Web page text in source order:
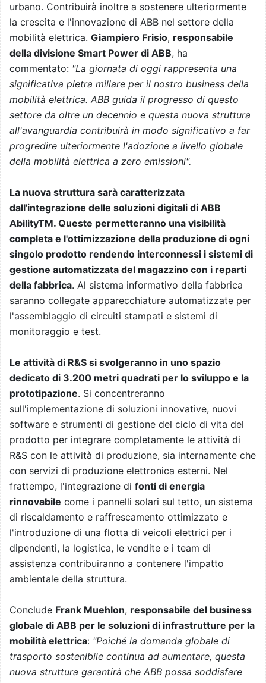
urbano. Contribuirà inoltre a sostenere ulteriormente
la crescita e l'innovazione di ABB nel settore della
mobilità elettrica. Giampiero Frisio, responsabile
della divisione Smart Power di ABB, ha
commentato: "La giornata di oggi rappresenta una
significativa pietra miliare per il nostro business della
mobilità elettrica. ABB guida il progresso di questo
settore da oltre un decennio e questa nuova struttura
all'avanguardia contribuirà in modo significativo a far
progredire ulteriormente l'adozione a livello globale
della mobilità elettrica a zero emissioni".
La nuova struttura sarà caratterizzata
dall'integrazione delle soluzioni digitali di ABB
AbilityTM. Queste permetteranno una visibilità
completa e l'ottimizzazione della produzione di ogni
singolo prodotto rendendo interconnessi i sistemi di
gestione automatizzata del magazzino con i reparti
della fabbrica. Al sistema informativo della fabbrica
saranno collegate apparecchiature automatizzate per
l'assemblaggio di circuiti stampati e sistemi di
monitoraggio e test.
Le attività di R&S si svolgeranno in uno spazio
dedicato di 3.200 metri quadrati per lo sviluppo e la
prototipazione. Si concentreranno
sull'implementazione di soluzioni innovative, nuovi
software e strumenti di gestione del ciclo di vita del
prodotto per integrare completamente le attività di
R&S con le attività di produzione, sia internamente che
con servizi di produzione elettronica esterni. Nel
frattempo, l'integrazione di fonti di energia
rinnovabile come i pannelli solari sul tetto, un sistema
di riscaldamento e raffrescamento ottimizzato e
l'introduzione di una flotta di veicoli elettrici per i
dipendenti, la logistica, le vendite e i team di
assistenza contribuiranno a contenere l'impatto
ambientale della struttura.
Conclude Frank Muehlon, responsabile del business
globale di ABB per le soluzioni di infrastrutture per la
mobilità elettrica: "Poiché la domanda globale di
trasporto sostenibile continua ad aumentare, questa
nuova struttura garantirà che ABB possa soddisfare